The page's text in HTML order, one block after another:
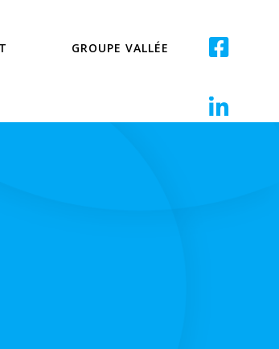
GROUPE VALLÉE